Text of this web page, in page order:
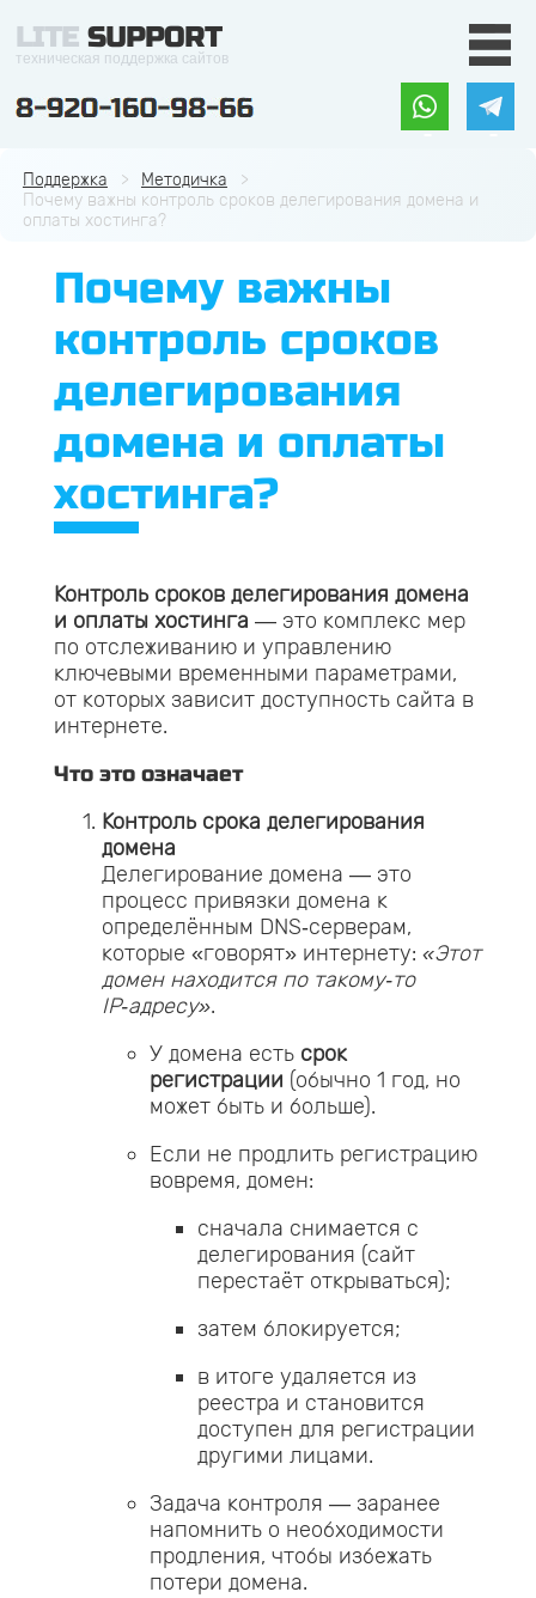
LITE SUPPORT
техническая поддержка сайтов
Поддержка
Методичка
Почему важны контроль сроков делегирования домена и
оплаты хостинга?
Почему важны
контроль сроков
делегирования
домена и оплаты
хостинга?
Контроль сроков делегирования домена
и оплаты хостинга — это комплекс мер
по отслеживанию и управлению
ключевыми временными параметрами,
от которых зависит доступность сайта в
интернете.
Что это означает
Контроль срока делегирования
домена
Делегирование домена — это
процесс привязки домена к
определённым DNS‑серверам,
которые «говорят» интернету: «Этот
домен находится по такому‑то
IP‑адресу».
У домена есть срок
регистрации (обычно 1 год, но
может быть и больше).
Если не продлить регистрацию
вовремя, домен:
сначала снимается с
делегирования (сайт
перестаёт открываться);
затем блокируется;
в итоге удаляется из
реестра и становится
доступен для регистрации
другими лицами.
Задача контроля — заранее
напомнить о необходимости
продления, чтобы избежать
потери домена.